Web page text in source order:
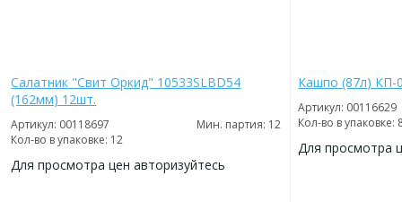
Салатник "Свит Оркид" 10533SLBD54
(162мм) 12шт.
Артикул: 00118697
Мин. партия: 12
Кол-во в упаковке: 12
Для просмотра цен авторизуйтесь
Кашпо (87л) КП-
Артикул: 00116629
Кол-во в упаковке:
Для просмотра